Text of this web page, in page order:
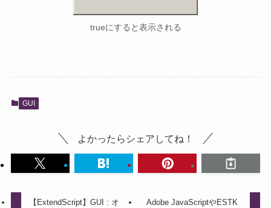
trueにすると表示される
GUI
よかったらシェアしてね！
【ExtendScript】GUI : オ
Adobe JavaScriptやESTK